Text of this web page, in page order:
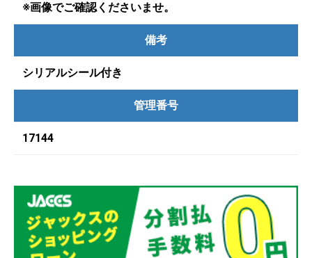
※画像でご確認くださいませ。
備考
シリアルシール付き
管理番号
17144